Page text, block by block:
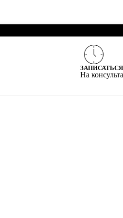
ЗАПИСАТЬСЯ
На